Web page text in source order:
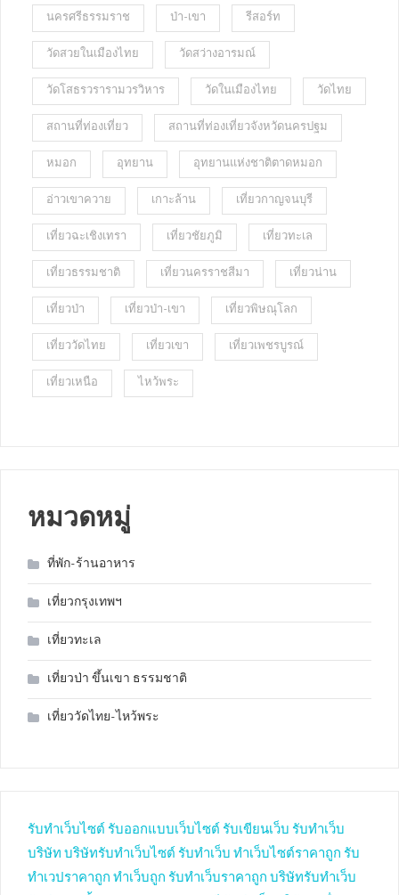
นครศรีธรรมราช ป่า-เขา รีสอร์ท
วัดสวยในเมืองไทย วัดสว่างอารมณ์
วัดโสธรวรารามวรวิหาร วัดในเมืองไทย วัดไทย
สถานที่ท่องเที่ยว สถานที่ท่องเที่ยวจังหวัดนครปฐม
หมอก อุทยาน อุทยานแห่งชาติตาดหมอก
อ่าวเขาควาย เกาะล้าน เที่ยวกาญจนบุรี
เที่ยวฉะเชิงเทรา เที่ยวชัยภูมิ เที่ยวทะเล
เที่ยวธรรมชาติ เที่ยวนครราชสีมา เที่ยวน่าน
เที่ยวป่า เที่ยวป่า-เขา เที่ยวพิษณุโลก
เที่ยววัดไทย เที่ยวเขา เที่ยวเพชรบูรณ์
เที่ยวเหนือ ไหว้พระ
หมวดหมู่
ที่พัก-ร้านอาหาร
เที่ยวกรุงเทพฯ
เที่ยวทะเล
เที่ยวป่า ขึ้นเขา ธรรมชาติ
เที่ยววัดไทย-ไหว้พระ
รับทำเว็บไซต์ รับออกแบบเว็บไซต์ รับเขียนเว็บ รับทำเว็บ
บริษัท บริษัทรับทำเว็บไซต์ รับทำเว็บ ทำเว็บไซต์ราคาถูก รับ
ทำเวปราคาถูก ทำเว็บถูก รับทำเว็บราคาถูก บริษัทรับทำเว็บ